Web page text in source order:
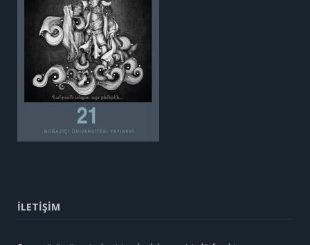
İLETİŞİM